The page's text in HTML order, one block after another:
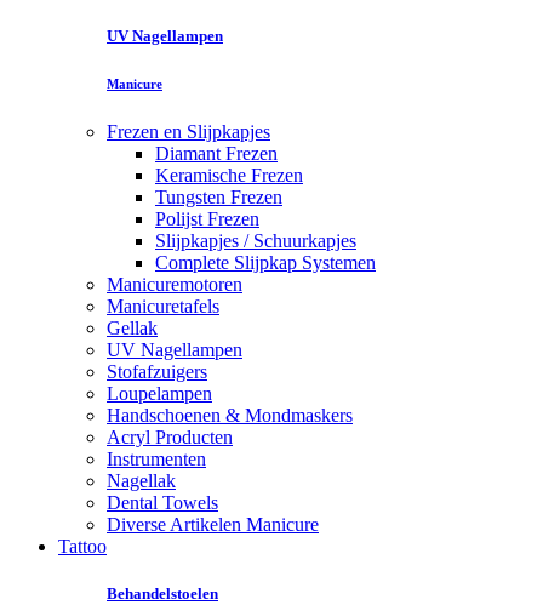
UV Nagellampen
Manicure
Frezen en Slijpkapjes
Diamant Frezen
Keramische Frezen
Tungsten Frezen
Polijst Frezen
Slijpkapjes / Schuurkapjes
Complete Slijpkap Systemen
Manicuremotoren
Manicuretafels
Gellak
UV Nagellampen
Stofafzuigers
Loupelampen
Handschoenen & Mondmaskers
Acryl Producten
Instrumenten
Nagellak
Dental Towels
Diverse Artikelen Manicure
Tattoo
Behandelstoelen